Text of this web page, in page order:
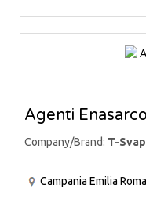
Agenti
Company/Brand: T-
Campania Emilia